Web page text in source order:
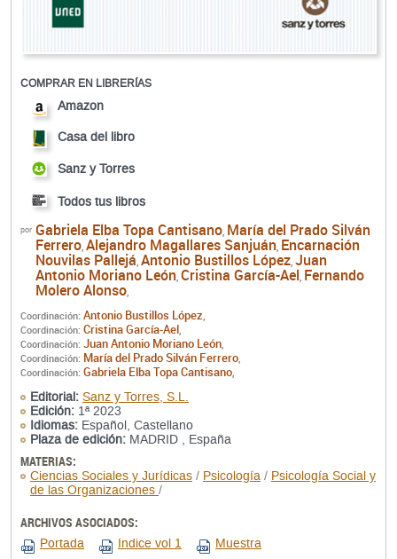
COMPRAR EN LIBRERÍAS
Amazon
Casa del libro
Sanz y Torres
Todos tus libros
por Gabriela Elba Topa Cantisano, María del Prado Silván
Ferrero, Alejandro Magallares Sanjuán, Encarnación
Nouvilas Pallejá, Antonio Bustillos López, Juan
Antonio Moriano León, Cristina García-Ael, Fernando
Molero Alonso,
Coordinación: Antonio Bustillos López,
Coordinación: Cristina García-Ael,
Coordinación: Juan Antonio Moriano León,
Coordinación: María del Prado Silván Ferrero,
Coordinación: Gabriela Elba Topa Cantisano,
Editorial: Sanz y Torres, S.L.
Edición: 1ª 2023
Idiomas: Español, Castellano
Plaza de edición: MADRID , España
MATERIAS:
Ciencias Sociales y Jurídicas / Psicología / Psicología Social y
de las Organizaciones /
ARCHIVOS ASOCIADOS:
Portada Indice vol 1 Muestra